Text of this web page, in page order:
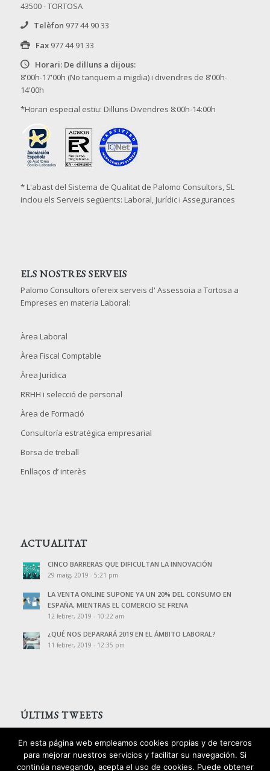
43500 - TORTOSA
Telèfon 977 44 90 33
Fax 977 44 91 33
Horari: De dilluns a dijous:
8'00h-17'00h (No tanquem a migdia) i divendres de 8'00h-
14'00h
*Horari especial estiu: Dilluns-Divendres 8:00h-14:00h
* L'abast del Sistema de Qualitat de Palomo Consultors, SL
inclou els Serveis següents: Laboral, Jurídic i Assegurances
ELS NOSTRES SERVEIS
Palomo Consultors ofereix serveis d' Assessoia a Tortosa a
Empreses en materia Laboral:
Àrea Laboral
Àrea Fiscal Comptable
Àrea Jurídica
RRHH i selecció de personal
Àrea de Formació
Consultoría estratégica empresarial
Borsa de treball
Enllaços d’ interès
ACTUALITAT
CINCO BARRERAS QUE DIFICULTAN LA INNOVACIÓN
29 maig, 2019 - 5:21 pm
LA VENTA ONLINE SUPONE YA UN 20% DEL CONSUMO EN
ESPAÑA, MIENTRAS EL COMERCIO SE FRENA
12 febrer, 2019 - 10:22 am
¿QUÉ NOS DEPARARÁ 2019 EN EL ÁMBITO LABORAL?
11 febrer, 2019 - 12:35 pm
ÚLTIMS TWEETS
Tweets de @PalomoAssessors
En esta página web empleamos cookies propias y de terceros
para mejorar nuestros servicios y facilitar su navegación. Si
continúa navegando, acepta el uso de cookies. Puede obtener